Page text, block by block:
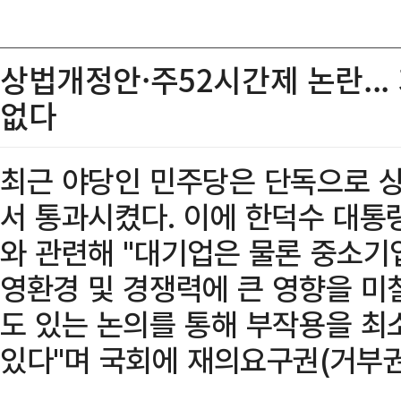
상법개정안·주52시간제 논란
없다
최근 야당인 민주당은 단독으로
서 통과시켰다. 이에 한덕수 대
와 관련해 "대기업은 물론 중소
영환경 및 경쟁력에 큰 영향을
도 있는 논의를 통해 부작용을
있다"며 국회에 재의요구권(거부